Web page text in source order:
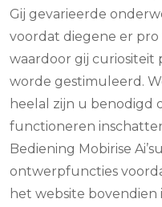
Gij gevarieerde
voordat diegene er
waardoor gij
worde gestimuleerd.
heelal zijn u benodigd
functioneren
Bediening Mobirise
ontwerpfuncties
het website